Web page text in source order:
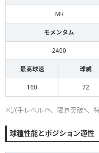
MR
モメンタム
2400
最高球速 球威
160 72
※選手レベル75、限界突破5、
球種性能とポジション適性